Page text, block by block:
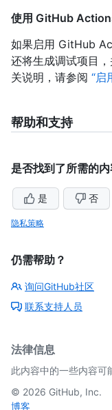
使用 GitHub
如果启用 GitHub
还将生成调试项目
关说明，请参阅 “启
帮助和支持
是否找到了所需的内
是 否
隐私策略
仍需帮助？
询问GitHub社区
联系支持人员
法律信息
此内容中的一些内容可
© 2026 GitHub, Inc.
博客